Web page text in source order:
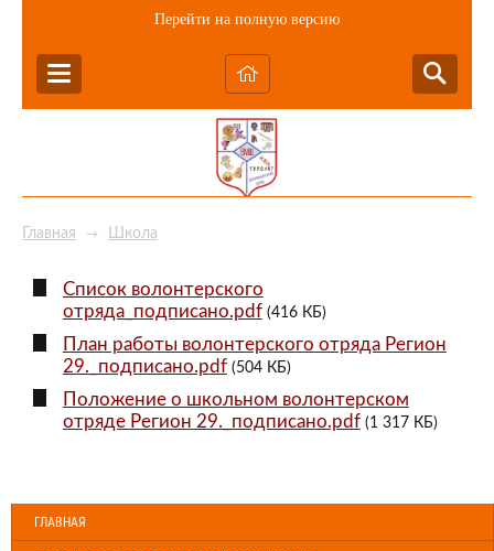
Перейти на полную версию
Главная → Школа
Список волонтерского
отряда_подписано.pdf (416 КБ)
План работы волонтерского отряда Регион
29._подписано.pdf (504 КБ)
Положение о школьном волонтерском
отряде Регион 29._подписано.pdf (1 317 КБ)
ГЛАВНАЯ